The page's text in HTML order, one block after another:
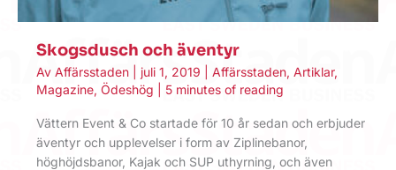
Skogsdusch och äventyr
Av Affärsstaden juli 1, 2019 Affärsstaden, Artiklar,
Magazine, Ödeshög 5 minutes of reading
Vättern Event & Co startade för 10 år sedan och erbjuder
äventyr och upplevelser i form av Ziplinebanor,
höghöjdsbanor, Kajak och SUP uthyrning, och även